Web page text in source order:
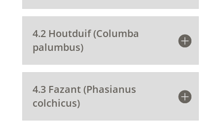
4.2 Houtduif (Columba
palumbus)
4.3 Fazant (Phasianus
colchicus)